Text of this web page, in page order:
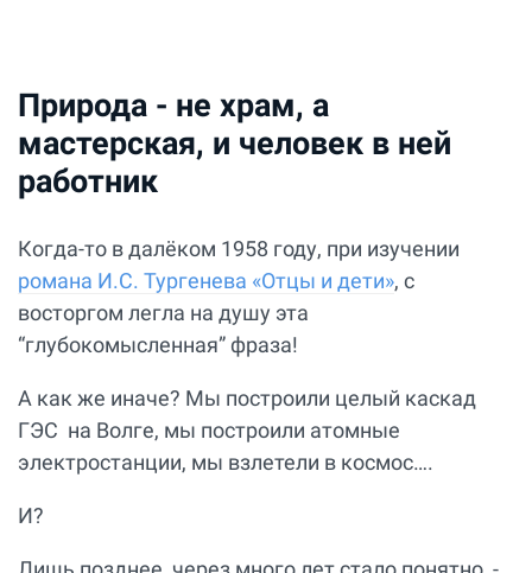
Природа - не храм, а
мастерская, и человек в ней
работник
Когда-то в далёком 1958 году, при изучении
романа И.С. Тургенева «Отцы и дети», с
восторгом легла на душу эта
“глубокомысленная” фраза!
А как же иначе? Мы построили целый каскад
ГЭС на Волге, мы построили атомные
электростанции, мы взлетели в космос….
И?